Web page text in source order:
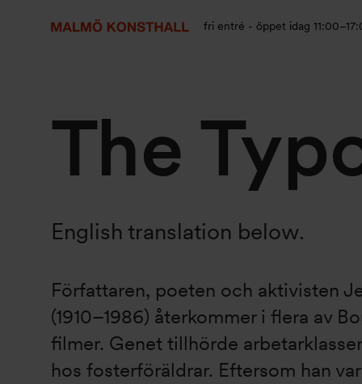
Tillgänglighetsredogörelse
fri entré - öppet idag
The
English translation below.
Författaren, poeten och aktivisten
(1910–1986) återkommer i flera av
filmer. Genet tillhörde
hos fosterföräldrar. Eftersom han